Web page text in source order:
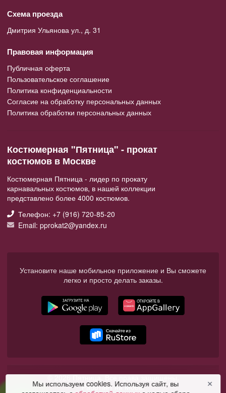
Схема проезда
Дмитрия Ульянова ул., д. 31
Правовая информация
Публичная оферта
Пользовательское соглашение
Политика конфиденциальности
Согласие на обработку персональных данных
Политика обработки персональных данных
Костюмерная "Пятница" - прокат
костюмов в Москве
Костюмерная Пятница - лидер по прокату
карнавальных костюмов, в нашей коллекции
представлено более 4000 костюмов.
Телефон: +7 (916) 720-85-20
Email: pprokat2@yandex.ru
Установите наше мобильное приложение и Вы сможете
легко и просто делать заказы.
© 2026 Пятница. Все права защищены.
Работает на Moba.
Мы используем cookies. Используя сайт, вы
✕